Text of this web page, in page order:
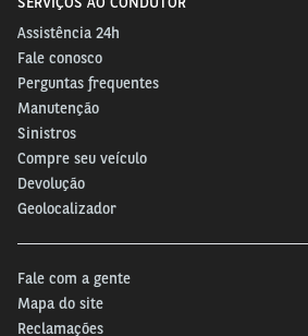
Assistência 24h
Fale conosco
Perguntas frequentes
Manutenção
Sinistros
Compre seu veículo
Devolução
Geolocalizador
Fale com a gente
Mapa do site
Reclamações